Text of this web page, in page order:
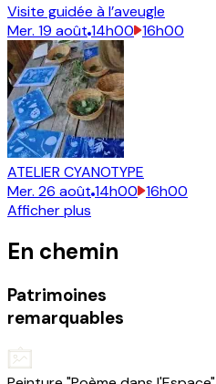
Visite guidée à l’aveugle
Mer. 19 août 14h00 16h00
ATELIER CYANOTYPE
Mer. 26 août 14h00 16h00
Afficher plus
En chemin
Patrimoines
remarquables